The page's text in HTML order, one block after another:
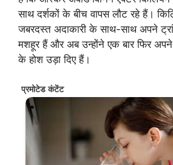
साथ दर्शकों के बीच वापस लौट रहे हैं।
जबरदस्त अदाकारी के साथ-साथ अपने
मशहूर हैं और अब उन्होंने एक बार फिर
के होश उड़ा दिए हैं।